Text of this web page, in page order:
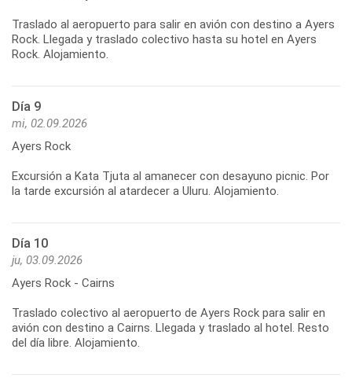
Traslado al aeropuerto para salir en avión con destino a Ayers
Rock. Llegada y traslado colectivo hasta su hotel en Ayers
Día 9
mi, 02.09.2026
Ayers Rock
Excursión a Kata Tjuta al amanecer con desayuno picnic. Por
Día 10
ju, 03.09.2026
Ayers Rock - Cairns
Traslado colectivo al aeropuerto de Ayers Rock para salir en
avión con destino a Cairns. Llegada y traslado al hotel. Resto